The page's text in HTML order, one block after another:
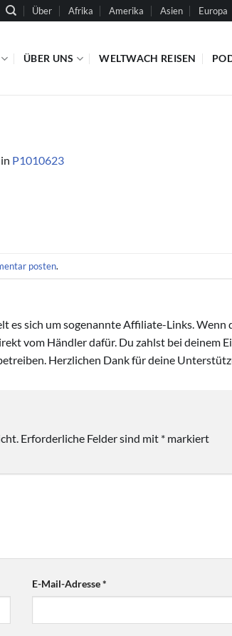
Über Afrika Amerika Asien Europa
ÜBER UNS WELTWACH REISEN
in P1010623
posten.
es sich um sogenannte Affiliate-Links.
vom Händler dafür. Du zahlst bei deinem
Herzlichen Dank für deine
Erforderliche Felder sind mit * markiert
E-Mail-Adresse*